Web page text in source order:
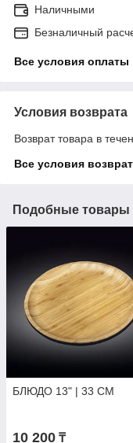
Наличными
Безналичный
Все условия оплаты
Условия возврата
Возврат товара в
Все условия
Подобные товары
БЛЮДО 13" | 33 CM
10 200 ₸